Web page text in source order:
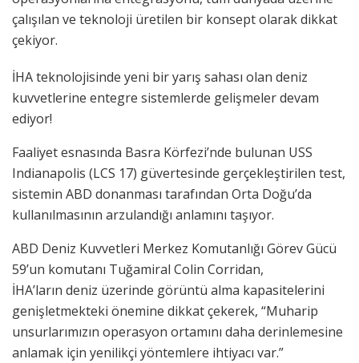
çalışılan ve teknoloji üretilen bir konsept olarak dikkat
çekiyor.
İHA teknolojisinde yeni bir yarış sahası olan deniz
kuvvetlerine entegre sistemlerde gelişmeler devam
ediyor!
Faaliyet esnasında Basra Körfezi’nde bulunan USS
Indianapolis (LCS 17) güvertesinde gerçekleştirilen test,
sistemin ABD donanması tarafından Orta Doğu’da
kullanılmasının arzulandığı anlamını taşıyor.
ABD Deniz Kuvvetleri Merkez Komutanlığı Görev Gücü
59’un komutanı Tuğamiral Colin Corridan,
İHA’ların deniz üzerinde görüntü alma kapasitelerini
genişletmekteki önemine dikkat çekerek, “Muharip
unsurlarımızın operasyon ortamını daha derinlemesine
anlamak için yenilikçi yöntemlere ihtiyacı var.”